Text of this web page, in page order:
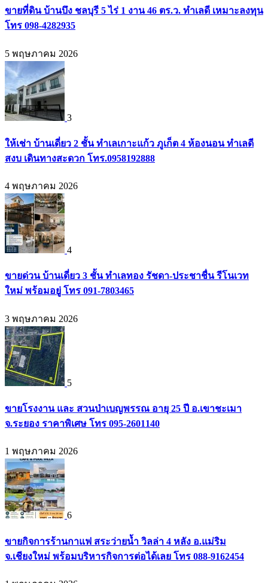
ขายที่ดิน บ้านบึง ชลบุรี 5 ไร่ 1 งาน 46 ตร.ว. ทำเลดี เหมาะลงทุน
โทร 098-4282935
5 พฤษภาคม 2026
3
ให้เช่า บ้านเดี่ยว 2 ชั้น ทำเลเกาะแก้ว ภูเก็ต 4 ห้องนอน ทำเลดี
สงบ เดินทางสะดวก โทร.0958192888
4 พฤษภาคม 2026
4
ขายด่วน บ้านเดี่ยว 3 ชั้น ทำเลทอง รัชดา-ประชาชื่น รีโนเวท
ใหม่ พร้อมอยู่ โทร 091-7803465
3 พฤษภาคม 2026
5
ขายโรงงาน และ สวนป่าเบญพรรณ อายุ 25 ปี อ.เขาชะเมา
จ.ระยอง ราคาพิเศษ โทร 095-2601140
1 พฤษภาคม 2026
6
ขายกิจการร้านกาแฟ สระว่ายน้ำ วิลล่า 4 หลัง อ.แม่ริม
จ.เชียงใหม่ พร้อมบริหารกิจการต่อได้เลย โทร 088-9162454